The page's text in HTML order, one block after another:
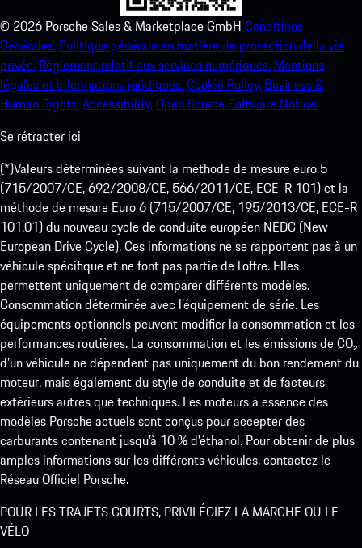
© 2026 Porsche Sales & Marketplace GmbH Conditions
Générales. Politique générale en matière de protection de la vie
privée. Règlement relatif aux services numériques. Mentions
légales et informations juridiques.Cookie Policy. Business &
Human Rights.Accessibility.Open Source Software Notice.
Se rétracter ici
(*)Valeurs déterminées suivant la méthode de mesure euro 5
(715/2007/CE, 692/2008/CE, 566/2011/CE, ECE-R 101) et la
méthode de mesure Euro 6 (715/2007/CE, 195/2013/CE, ECE-R
101.01) du nouveau cycle de conduite européen NEDC (New
European Drive Cycle). Ces informations ne se rapportent pas à un
véhicule spécifique et ne font pas partie de l’offre. Elles
permettent uniquement de comparer différents modèles.
Consommation déterminée avec l’équipement de série. Les
équipements optionnels peuvent modifier la consommation et les
performances routières. La consommation et les émissions de CO₂
d’un véhicule ne dépendent pas uniquement du bon rendement du
moteur, mais également du style de conduite et de facteurs
extérieurs autres que techniques. Les moteurs à essence des
modèles Porsche actuels sont conçus pour accepter des
carburants contenant jusqu’à 10 % d’éthanol. Pour obtenir de plus
amples informations sur les différents véhicules, contactez le
Réseau Officiel Porsche.
POUR LES TRAJETS COURTS, PRIVILÉGIEZ LA MARCHE OU LE
VÉLO